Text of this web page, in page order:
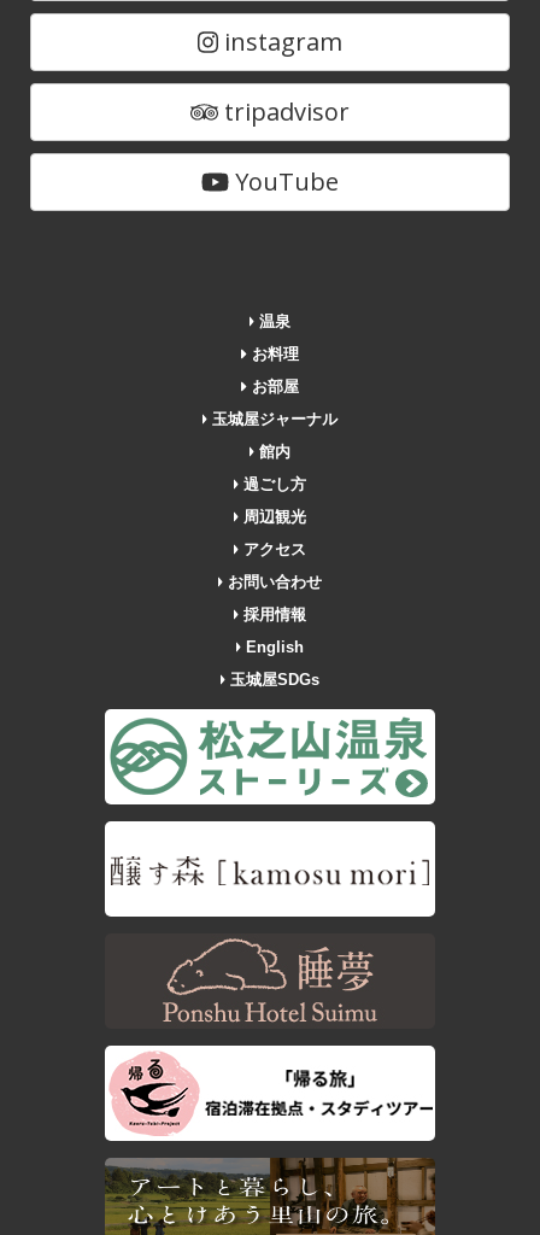
instagram
tripadvisor
YouTube
温泉
お料理
お部屋
玉城屋ジャーナル
館内
過ごし方
周辺観光
アクセス
お問い合わせ
採用情報
English
玉城屋SDGs